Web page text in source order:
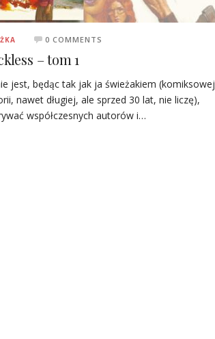
0 COMMENTS
– tom 1
jest, będąc tak jak ja świeżakiem (komiksowej
nawet długiej, ale sprzed 30 lat, nie liczę),
współczesnych autorów i…